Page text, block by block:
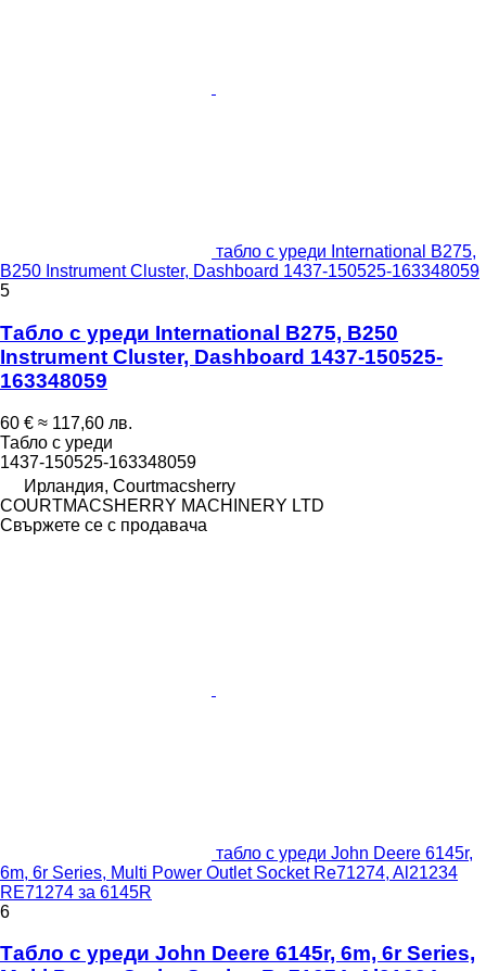
табло с уреди International B275,
B250 Instrument Cluster, Dashboard 1437-150525-163348059
5
Табло с уреди International B275, B250
Instrument Cluster, Dashboard 1437-150525-
163348059
60 € ≈ 117,60 лв.
Табло с уреди
1437-150525-163348059
Ирландия, Courtmacsherry
COURTMACSHERRY MACHINERY LTD
Свържете се с продавача
табло с уреди John Deere 6145r,
6m, 6r Series, Multi Power Outlet Socket Re71274, Al21234
RE71274 за 6145R
6
Табло с уреди John Deere 6145r, 6m, 6r Series,